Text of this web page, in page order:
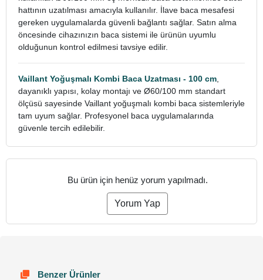
hattının uzatılması amacıyla kullanılır. İlave baca mesafesi
gereken uygulamalarda güvenli bağlantı sağlar. Satın alma
öncesinde cihazınızın baca sistemi ile ürünün uyumlu
olduğunun kontrol edilmesi tavsiye edilir.
Vaillant Yoğuşmalı Kombi Baca Uzatması - 100 cm
dayanıklı yapısı, kolay montajı ve Ø60/100 mm standart
ölçüsü sayesinde Vaillant yoğuşmalı kombi baca sistemleriyle
tam uyum sağlar. Profesyonel baca uygulamalarında
güvenle tercih edilebilir.
Bu ürün için henüz yorum yapılmadı.
Yorum Yap
Benzer Ürünler